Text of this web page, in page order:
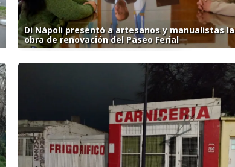
Di Nápoli presentó a artesanos y manualistas la
obra de renovación del Paseo Ferial